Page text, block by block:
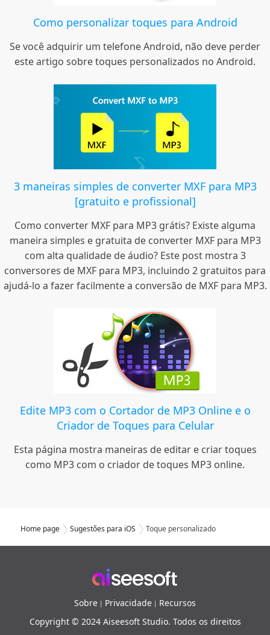
Como personalizar toques para Android
Se você adquirir um telefone Android, não deve perder
este artigo sobre toques personalizados no Android.
3 maneiras simples de converter MXF para MP3
[gratuito e profissional]
Como converter MXF para MP3 grátis? Existe alguma
maneira simples e gratuita de converter MXF para MP3
com alta qualidade de áudio? Este post mostra 3
conversores de MXF para MP3, incluindo 2 gratuitos para
ajudá-lo a fazer facilmente a conversão de MXF para MP3.
Edite MP3 com o Cortador de MP3 Online e o
Criador de Toques para Celular
Esta página mostra maneiras de editar e criar toques
como MP3 com o criador de toques MP3 online.
Home page Sugestões para iOS Toque personalizado
Sobre | Privacidade | Recursos
Copyright © 2024 Aiseesoft Studio. Todos os direitos